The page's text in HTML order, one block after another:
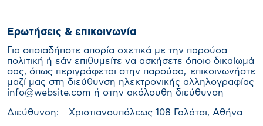
Ερωτήσεις & επικοινωνία
Για οποιαδήποτε απορία σχετικά με την παρούσα
πολιτική ή εάν επιθυμείτε να ασκήσετε όποιο δικαίωμά
σας, όπως περιγράφεται στην παρούσα, επικοινωνήστε
μαζί μας στη διεύθυνση ηλεκτρονικής αλληλογραφίας
info@website.com ή στην ακόλουθη διεύθυνση
Διεύθυνση: Χριστιανουπόλεως 108 Γαλάτσι, Αθήνα